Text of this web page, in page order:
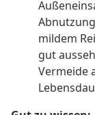
mildem
gut
Vermeide